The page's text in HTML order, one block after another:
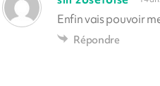
Enfin vais pouvoir
Répondre